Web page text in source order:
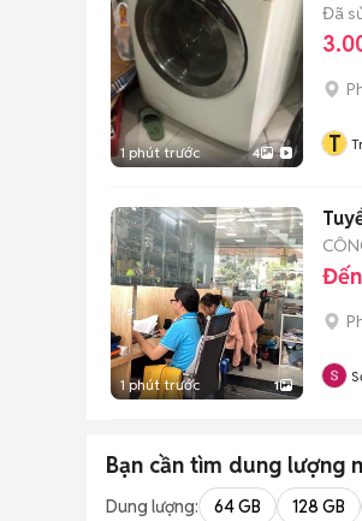
1 phút trước 4
Đã
T
1 phút trước 1
Bạn cần tìm dung lượng
Dung lượng: 64 GB 128 GB